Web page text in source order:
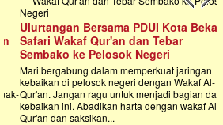
Ulurtangan Bersama PDUI Kota Bekasi
Safari Wakaf Qur'an dan Tebar
Sembako ke Pelosok Negeri
Mari bergabung dalam memperkuat jaringan
kebaikan di pelosok negeri dengan Wakaf Al-
Qur'an. Jangan ragu untuk menjadi bagian dari
kebaikan ini. Abadikan harta dengan wakaf Al-
Qur'an dan saksikan...